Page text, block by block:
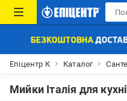
Епіцентр К Каталог
Мийки Італія для кухні